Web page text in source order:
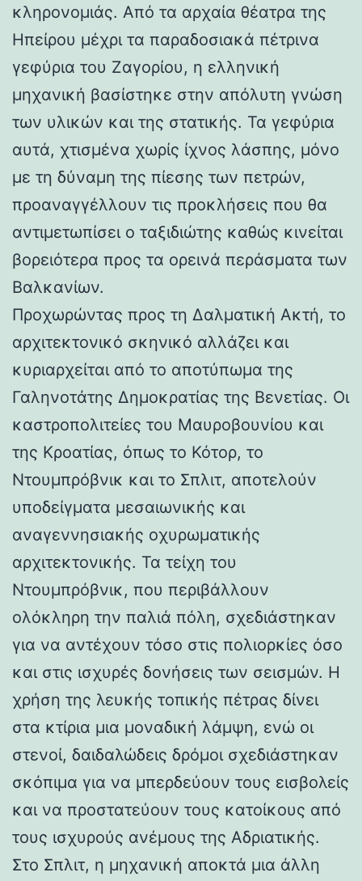
κληρονομιάς. Από τα αρχαία θέατρα της
Ηπείρου μέχρι τα παραδοσιακά πέτρινα
γεφύρια του Ζαγορίου, η ελληνική
μηχανική βασίστηκε στην απόλυτη γνώση
των υλικών και της στατικής. Τα γεφύρια
αυτά, χτισμένα χωρίς ίχνος λάσπης, μόνο
με τη δύναμη της πίεσης των πετρών,
προαναγγέλλουν τις προκλήσεις που θα
αντιμετωπίσει ο ταξιδιώτης καθώς κινείται
βορειότερα προς τα ορεινά περάσματα των
Βαλκανίων.
Προχωρώντας προς τη Δαλματική Ακτή, το
αρχιτεκτονικό σκηνικό αλλάζει και
κυριαρχείται από το αποτύπωμα της
Γαληνοτάτης Δημοκρατίας της Βενετίας. Οι
καστροπολιτείες του Μαυροβουνίου και
της Κροατίας, όπως το Κότορ, το
Ντουμπρόβνικ και το Σπλιτ, αποτελούν
υποδείγματα μεσαιωνικής και
αναγεννησιακής οχυρωματικής
αρχιτεκτονικής. Τα τείχη του
Ντουμπρόβνικ, που περιβάλλουν
ολόκληρη την παλιά πόλη, σχεδιάστηκαν
για να αντέχουν τόσο στις πολιορκίες όσο
και στις ισχυρές δονήσεις των σεισμών. Η
χρήση της λευκής τοπικής πέτρας δίνει
στα κτίρια μια μοναδική λάμψη, ενώ οι
στενοί, δαιδαλώδεις δρόμοι σχεδιάστηκαν
σκόπιμα για να μπερδεύουν τους εισβολείς
και να προστατεύουν τους κατοίκους από
τους ισχυρούς ανέμους της Αδριατικής.
Στο Σπλιτ, η μηχανική αποκτά μια άλλη